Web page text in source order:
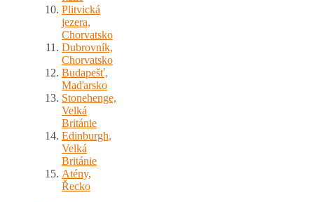
Plitvická
jezera,
Chorvatsko
Dubrovník,
Chorvatsko
Budapešť,
Maďarsko
Stonehenge,
Velká
Británie
Edinburgh,
Velká
Británie
Atény,
Řecko